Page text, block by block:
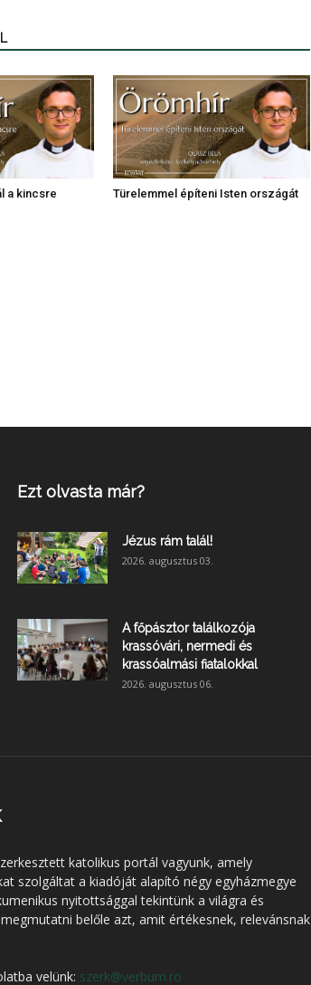
a kincsre Türelemmel építeni Isten országát
Ezt olvasta már?
Jézus rám talál!
2026. augusztus 03.
A főpásztor találkozója
krassóvári, nermedi és
krassóalmási fiatalokkal
2026. augusztus 06.
katolikus portál vagyunk, amely
szolgáltat a kiadóját alapító négy egyházmegye
nyitottsággal tekintünk a világra és
belőle azt, amit értékesnek, relevánsnak
velünk: szerk@verbum.ro